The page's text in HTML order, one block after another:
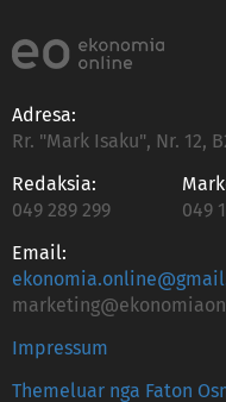
Adresa:
Rr. "Mark Isaku", Nr. 12,
Redaksia:
049 289 299
049
Email:
Impressum
Themeluar nga Faton